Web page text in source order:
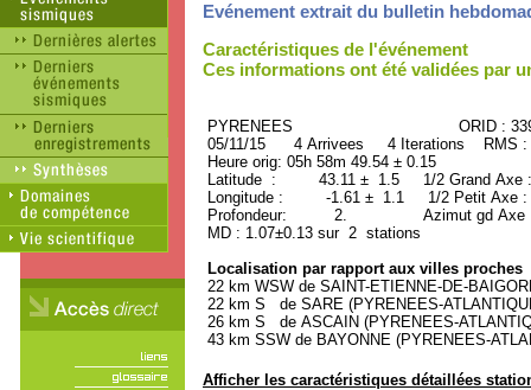
Evénement extrait du bulletin
Caractéristiques de l'événement
Ces informations ont été validées par
PYRENEES ORID :
05/11/15 4 Arrivees 4 Iterations RMS :
Heure orig: 05h 58m 49.54 ± 0.15
Latitude : 43.11 ± 1.5 1/2 Grand
Longitude : -1.61 ± 1.1 1/2 Petit Axe
Profondeur: 2. Azimut gd Axe :
MD : 1.07±0.13 sur 2 stations
Localisation par rapport aux villes proches
22 km WSW de SAINT-ETIENNE-DE-
22 km S de SARE (PYRENEES-
26 km S de ASCAIN (PYRENEES-
43 km SSW de BAYONNE (PYRENEES-
Afficher les caractéristiques détaillées